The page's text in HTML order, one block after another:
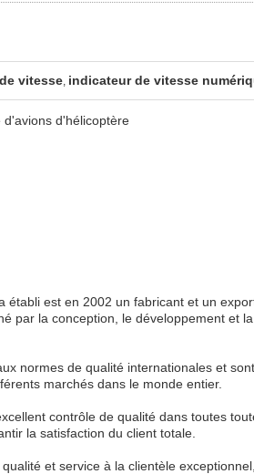
vitesse, indicateur de vitesse
d'avions d'hélicoptère
établi est en 2002 un fabricant et un
par la conception, le développement et
normes de qualité internationales et
marchés dans le monde entier.
contrôle de qualité dans toutes
la satisfaction du client totale.
et service à la clientèle